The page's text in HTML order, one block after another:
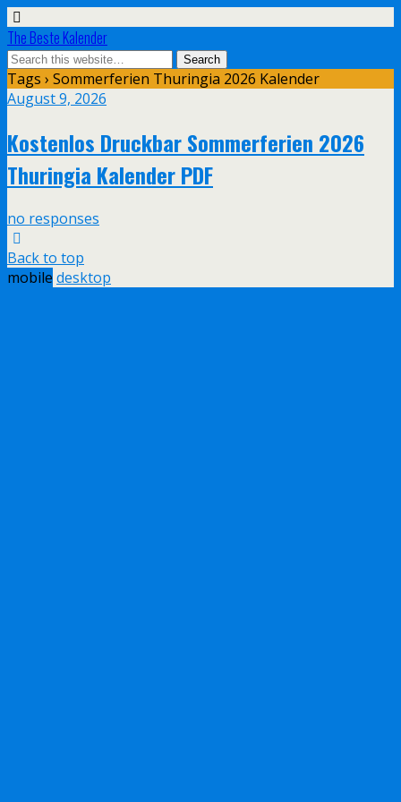
The Beste Kalender
Tags › Sommerferien Thuringia 2026 Kalender
August 9, 2026
Kostenlos Druckbar Sommerferien 2026
Thuringia Kalender PDF
no responses
Back to top
mobile desktop